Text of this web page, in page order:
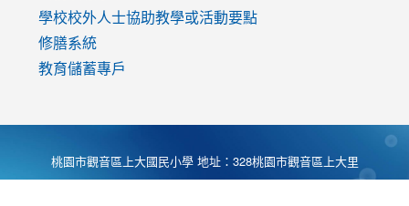
學校校外人士協助教學或活動要點
修膳系統
教育儲蓄專戶
桃園市觀音區上大國民小學 地址：328桃園市觀音區上大里